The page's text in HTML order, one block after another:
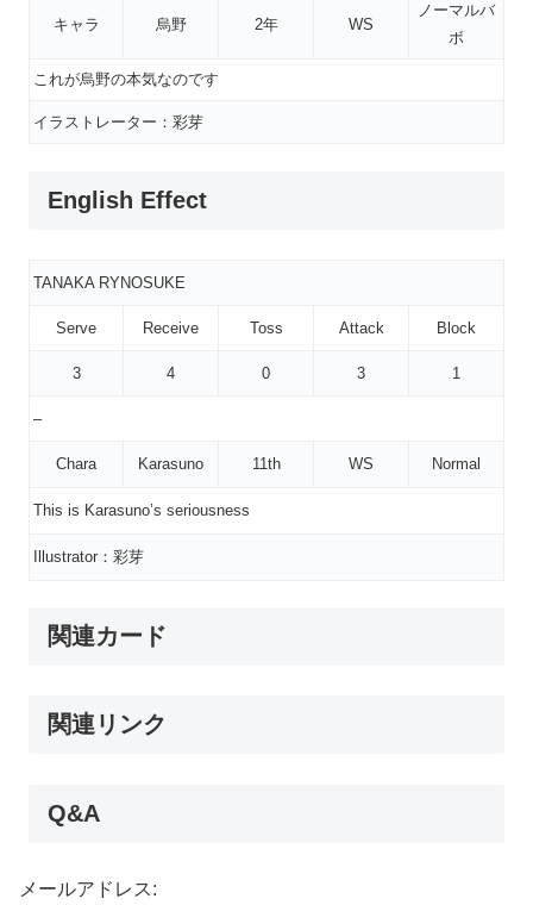
キャラ 烏野 2年 WS
ノーマルバ
ボ
これが烏野の本気なのです
イラストレーター：彩芽
English Effect
TANAKA RYNOSUKE
Serve Receive Toss Attack Block
3 4 0 3 1
–
Chara Karasuno 11th WS Normal
This is Karasuno’s seriousness
Illustrator：彩芽
関連カード
関連リンク
Q&A
メールアドレス: